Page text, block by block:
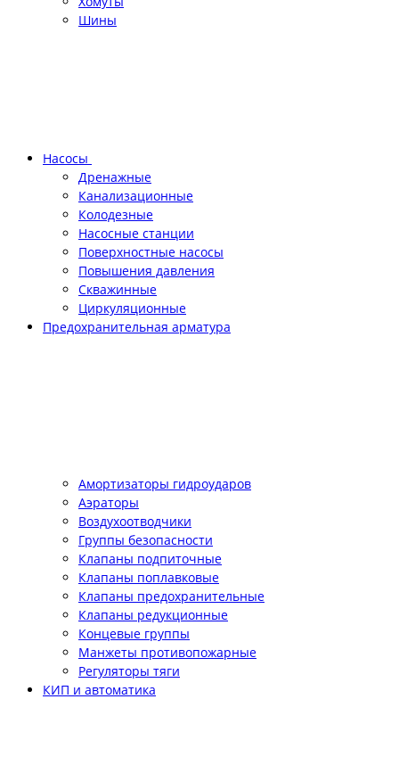
Шины
Насосы
Дренажные
Канализационные
Колодезные
Насосные станции
Поверхностные насосы
Повышения давления
Скважинные
Циркуляционные
Предохранительная арматура
Амортизаторы гидроударов
Аэраторы
Воздухоотводчики
Группы безопасности
Клапаны подпиточные
Клапаны поплавковые
Клапаны предохранительные
Клапаны редукционные
Концевые группы
Манжеты противопожарные
Регуляторы тяги
КИП и автоматика